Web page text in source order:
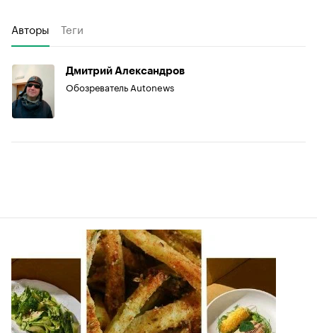
Авторы Теги
Дмитрий Александров
Обозреватель Autonews